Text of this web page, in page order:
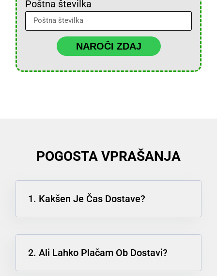
Poštna številka
NAROČI ZDAJ
POGOSTA VPRAŠANJA
1. Kakšen Je Čas Dostave?
2. Ali Lahko Plačam Ob Dostavi?